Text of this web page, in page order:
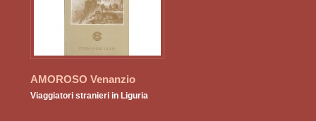
AMOROSO Venanzio
Viaggiatori stranieri in Liguria